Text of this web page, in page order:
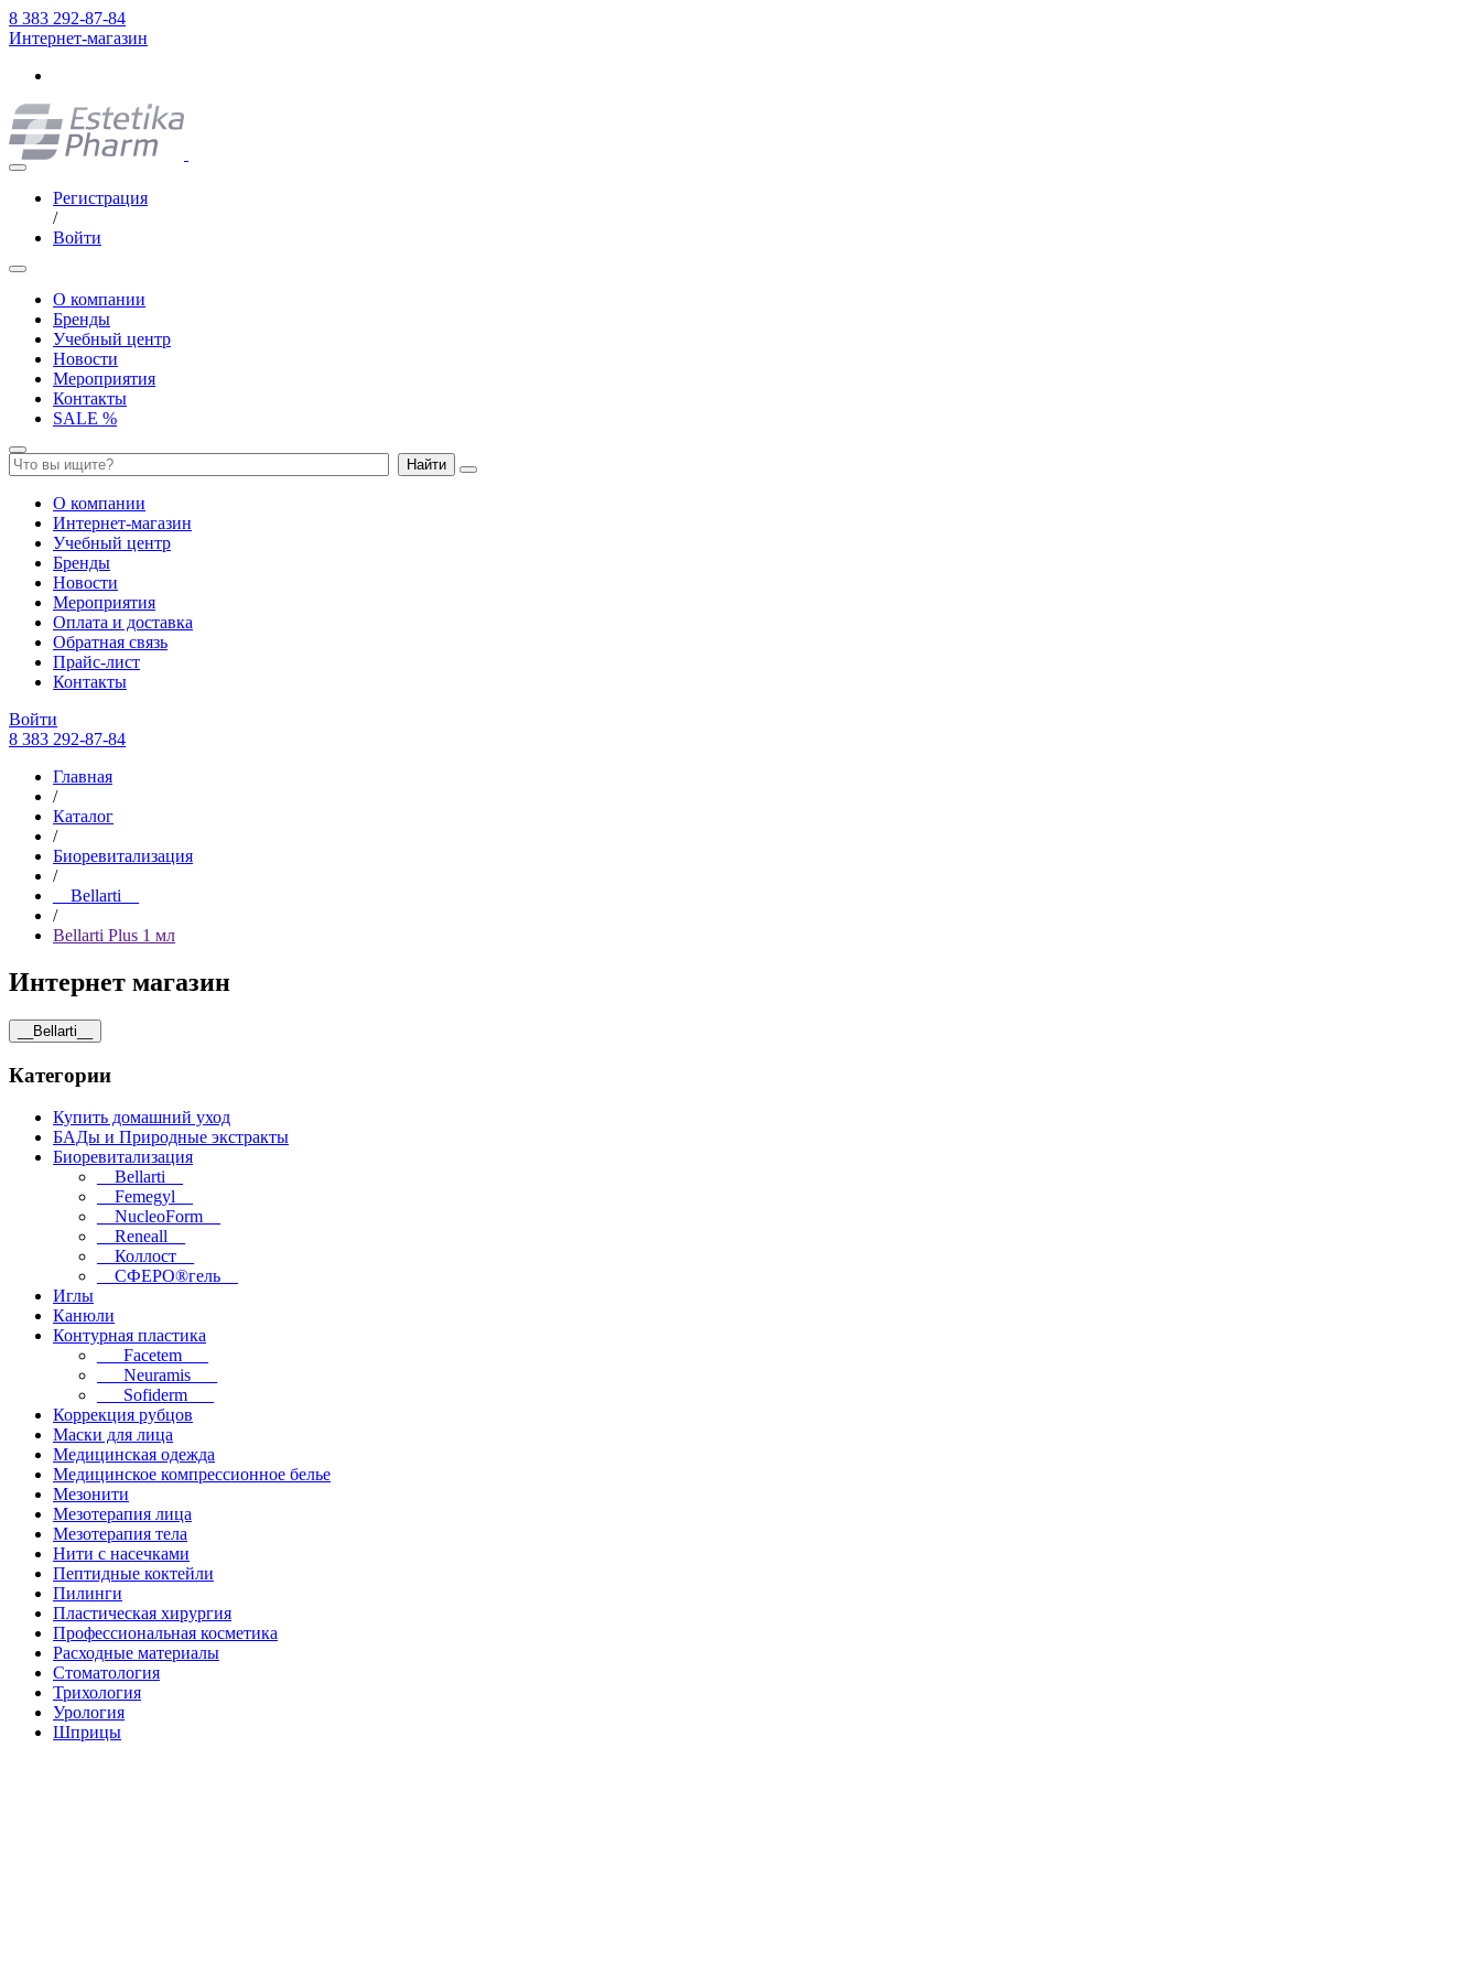
8 383 292-87-84
Интернет-магазин
Регистрация
/
Войти
О компании
Бренды
Учебный центр
Новости
Мероприятия
Контакты
SALE %
Найти
О компании
Интернет-магазин
Учебный центр
Бренды
Новости
Мероприятия
Оплата и доставка
Обратная связь
Прайс-лист
Контакты
Войти
8 383 292-87-84
Главная
/
Каталог
/
Биоревитализация
/
__Bellarti__
/
Bellarti Plus 1 мл
Интернет магазин
__Bellarti__
Категории
Купить домашний уход
БАДы и Природные экстракты
Биоревитализация
__Bellarti__
__Femegyl__
__NucleoForm__
__Reneall__
__Коллост__
__СФЕРО®гель__
Иглы
Канюли
Контурная пластика
___Facetem___
___Neuramis___
___Sofiderm___
Коррекция рубцов
Маски для лица
Медицинская одежда
Медицинское компрессионное белье
Мезонити
Мезотерапия лица
Мезотерапия тела
Нити с насечками
Пептидные коктейли
Пилинги
Пластическая хирургия
Профессиональная косметика
Расходные материалы
Стоматология
Трихология
Урология
Шприцы